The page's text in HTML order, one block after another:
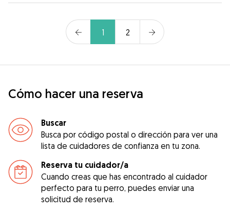
1 2
Cómo hacer una reserva
Buscar
Busca por código postal o dirección para ver una
lista de cuidadores de confianza en tu zona.
Reserva tu cuidador/a
Cuando creas que has encontrado al cuidador
perfecto para tu perro, puedes enviar una
solicitud de reserva.